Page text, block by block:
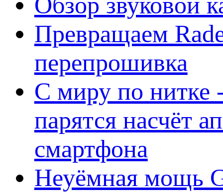
Превращаем
перепрошивка
С миру по нитке
парятся насчёт
смартфона
Неуёмная мощь